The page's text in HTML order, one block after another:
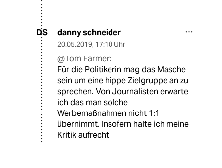
DS danny schneider
20.05.2019, 17:10 Uhr
@Tom Farmer:
Für die Politikerin mag das Masche
sein um eine hippe Zielgruppe an zu
sprechen. Von Journalisten erwarte
ich das man solche
Werbemaßnahmen nicht 1:1
übernimmt. Insofern halte ich meine
Kritik aufrecht